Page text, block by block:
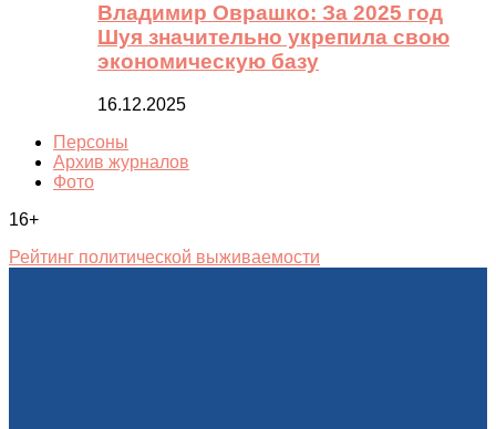
Владимир Оврашко: За 2025 год
Шуя значительно укрепила свою
экономическую базу
16.12.2025
Персоны
Архив журналов
Фото
16+
Рейтинг политической выживаемости